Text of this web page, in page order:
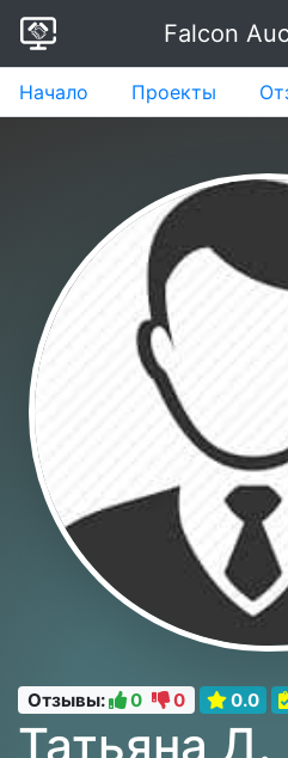
Falcon
Начало Проекты
Отзывы: 0 0 0.0
Татьяна Д.